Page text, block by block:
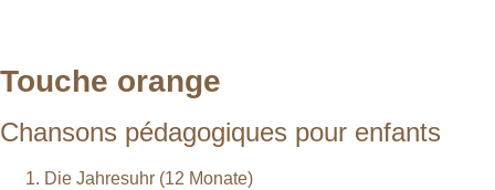
Touche orange
Chansons pédagogiques pour enfants
Die Jahresuhr (12 Monate)